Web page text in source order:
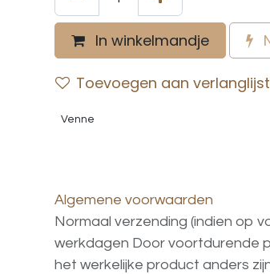
In winkelmandje
Toevoegen aan verlanglijst
Venne
Algemene voorwaarden
Normaal verzending (indien op
werkdagen Door voortdurende
het werkelijke product anders